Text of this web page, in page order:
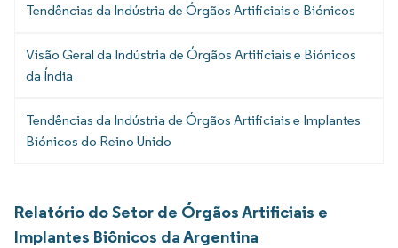
Tendências da Indústria de Órgãos Artificiais e Biónicos
Visão Geral da Indústria de Órgãos Artificiais e Biónicos
da Índia
Tendências da Indústria de Órgãos Artificiais e Implantes
Biónicos do Reino Unido
Relatório do Setor de Órgãos Artificiais e
Implantes Biônicos da Argentina